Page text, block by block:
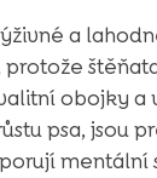
a
obojky a
psa, jsou
mentální